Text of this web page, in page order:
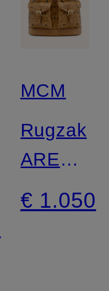
MCM
Rugzak
AREN
SMALL
€ 1.050